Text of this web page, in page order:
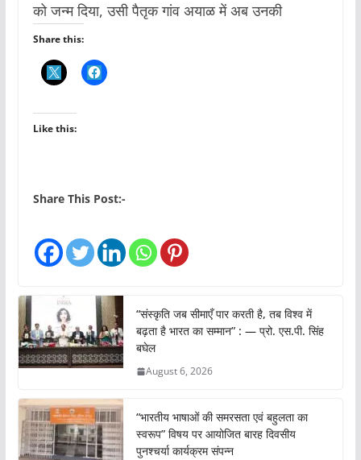
को जन्म दिया, उसी पैतृक गांव अयाळ में अब उनकी
Share this:
Like this:
Share This Post:-
“संस्कृति जब सीमाएँ पार करती है, तब विश्व में
बढ़ता है भारत का सम्मान” : — प्रो. एस.पी. सिंह
बघेल
August 6, 2026
“भारतीय भाषाओं की समरसता एवं बहुलता का
स्वरूप” विषय पर आयोजित बारह दिवसीय
पुनश्चर्या कार्यक्रम संपन्न